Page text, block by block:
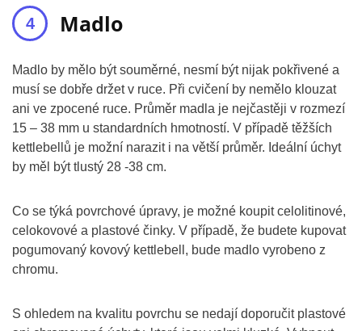
Madlo
Madlo by mělo být souměrné, nesmí být nijak pokřivené a
musí se dobře držet v ruce. Při cvičení by nemělo klouzat
ani ve zpocené ruce. Průměr madla je nejčastěji v rozmezí
15 – 38 mm u standardních hmotností. V případě těžších
kettlebellů je možní narazit i na větší průměr. Ideální úchyt
by měl být tlustý 28 -38 cm.
Co se týká povrchové úpravy, je možné koupit celolitinové,
celokovové a plastové činky. V případě, že budete kupovat
pogumovaný kovový kettlebell, bude madlo vyrobeno z
chromu.
S ohledem na kvalitu povrchu se nedají doporučit plastové